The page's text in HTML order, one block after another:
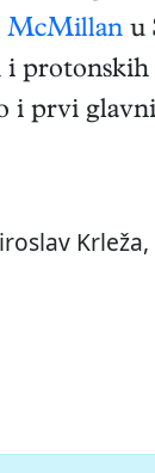
McMillan u
i
i prvi
Krleža,